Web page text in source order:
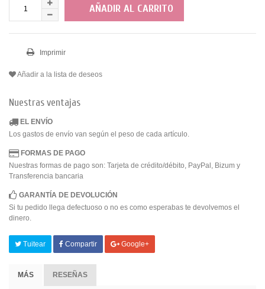
AÑADIR AL CARRITO
Imprimir
Añadir a la lista de deseos
Nuestras ventajas
EL ENVÍO
Los gastos de envío van según el peso de cada artículo.
FORMAS DE PAGO
Nuestras formas de pago son: Tarjeta de crédito/débito, PayPal, Bizum y
Transferencia bancaria
GARANTÍA DE DEVOLUCIÓN
Si tu pedido llega defectuoso o no es como esperabas te devolvemos el
dinero.
Tuitear Compartir Google+
MÁS RESEÑAS